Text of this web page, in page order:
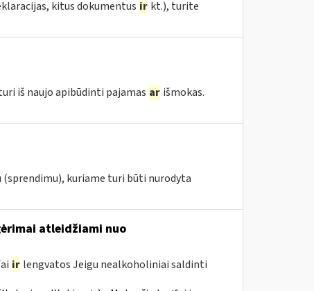
kitus dokumentus ir kt.), turite
iš naujo apibūdinti pajamas ar išmokas.
kuriame turi būti nurodyta
atleidžiami nuo
ir lengvatos Jeigu nealkoholiniai saldinti